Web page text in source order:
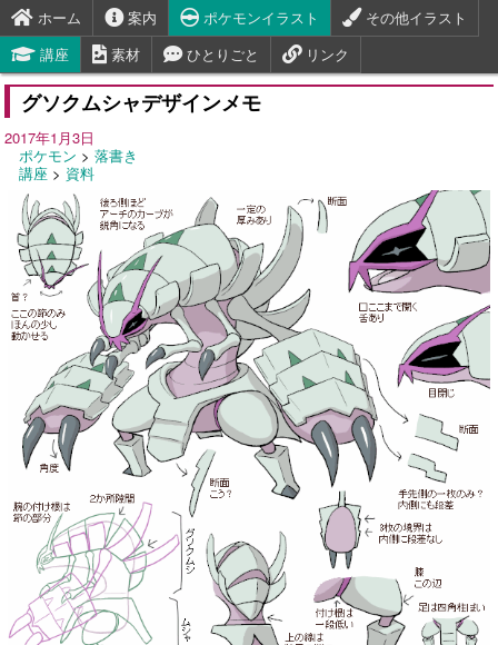
ホーム 案内 ポケモンイラスト
その他イラスト
講座
素材 ひとりごと リンク
グソクムシャデザインメモ
2017年1月3日
ポケモン >落書き
講座 > 資料